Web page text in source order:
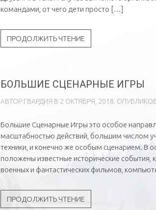
командами, от чего дети просто […]
ПРОДОЛЖИТЬ ЧТЕНИЕ
БОЛЬШИЕ СЦЕНАРНЫЕ ИГРЫ
АВТОР ГВАРДИЯ В 2 ОКТЯБРЯ, 2018.
Большие Сценарные Игры это особое
масштабностью действий, большим числом
техники, и конечно же особым сценарием. В
положены известные исторические
военных и фантастических фильмов,
ПРОДОЛЖИТЬ ЧТЕНИЕ